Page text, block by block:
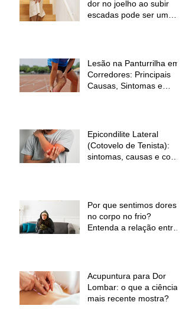
dor no joelho ao subir
escadas pode ser um
Lesão na Panturrilha em
Corredores: Principais
Causas, Sintomas e
Epicondilite Lateral
(Cotovelo de Tenista):
sintomas, causas e como
Por que sentimos dores
no corpo no frio?
Entenda a relação entre
Acupuntura para Dor
Lombar: o que a ciência
mais recente mostra?